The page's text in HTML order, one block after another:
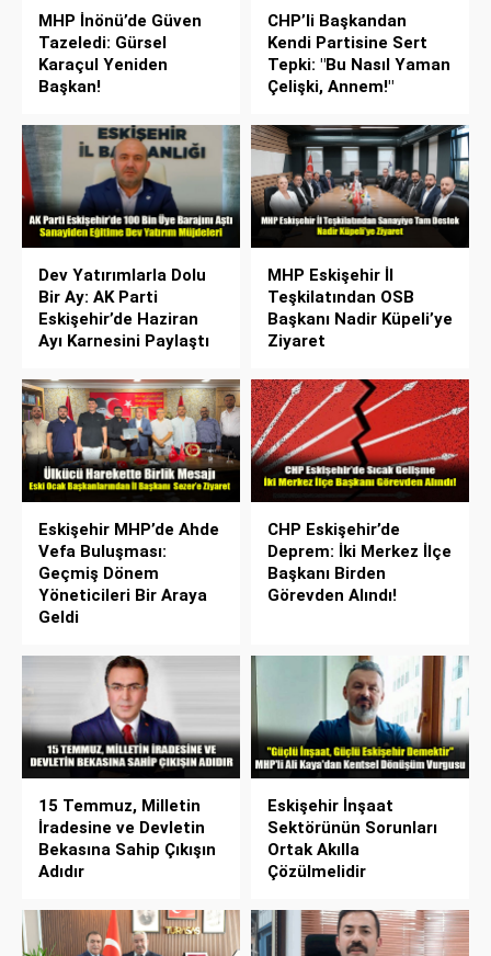
MHP İnönü’de Güven
Tazeledi: Gürsel
Karaçul Yeniden
Başkan!
CHP’li Başkandan
Kendi Partisine Sert
Tepki: "Bu Nasıl Yaman
Çelişki, Annem!"
Dev Yatırımlarla Dolu
Bir Ay: AK Parti
Eskişehir’de Haziran
Ayı Karnesini Paylaştı
MHP Eskişehir İl
Teşkilatından OSB
Başkanı Nadir Küpeli’ye
Ziyaret
Eskişehir MHP’de Ahde
Vefa Buluşması:
Geçmiş Dönem
Yöneticileri Bir Araya
Geldi
CHP Eskişehir’de
Deprem: İki Merkez İlçe
Başkanı Birden
Görevden Alındı!
15 Temmuz, Milletin
İradesine ve Devletin
Bekasına Sahip Çıkışın
Adıdır
Eskişehir İnşaat
Sektörünün Sorunları
Ortak Akılla
Çözülmelidir